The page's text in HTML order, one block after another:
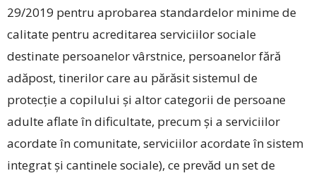
29/2019 pentru aprobarea standardelor minime de
calitate pentru acreditarea serviciilor sociale
destinate persoanelor vârstnice, persoanelor fără
adăpost, tinerilor care au părăsit sistemul de
protecţie a copilului şi altor categorii de persoane
adulte aflate în dificultate, precum şi a serviciilor
acordate în comunitate, serviciilor acordate în sistem
integrat şi cantinele sociale), ce prevăd un set de